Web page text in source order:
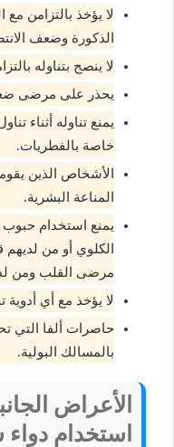
لا يؤخذ بالتزامن
الذكورة وضعف
لا ينصح بتناوله
يحذر على مرضى
يمنع تناوله أثناء
خاصة بالفطريات.
الأشخاص الذين
المناعة البشرية.
يمنع استخدام
الكلوي أو من
مرضى القلب ومن
لا يؤخذ مع أي
حاصرات ألفا التي
بالمسالك البولية.
الأعراض
استخدام